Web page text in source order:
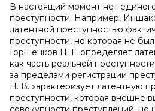
В настоящий момент нет
преступности. Например,
латентной преступностью
преступности, но которая не
Горшенков Н. Г. определяет
как часть реальной
за пределами регистрации
Н. В. характеризует латентную
преступности, которая внешне